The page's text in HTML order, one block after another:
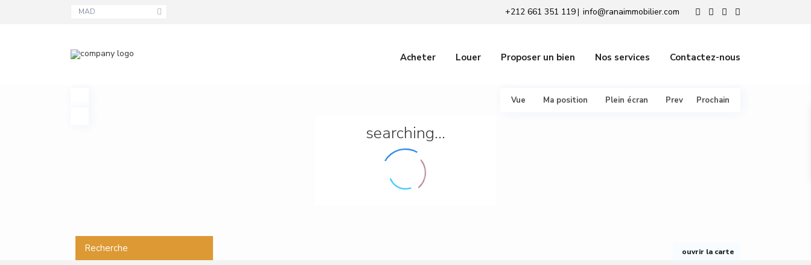
MAD +212 661 351 119| info@ranaimmobilier.com
Acheter Louer Proposer un bien Nos services Contactez-nous
searching...
ouvrir la carte
Vue Ma position Plein écran Prev Prochain
Recherche